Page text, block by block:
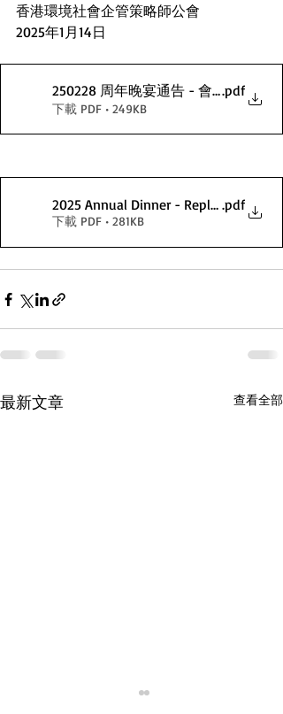
香港環境社會企管策略師公會
2025年1月14日
250228 周年晚宴通告 - 會員.pdf
下載 PDF • 249KB
2025 Annual Dinner - Reply Slip
.pdf
下載 PDF • 281KB
最新文章 查看全部